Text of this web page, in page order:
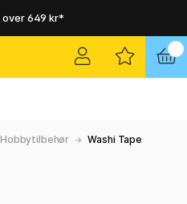
649 kr*
utleveringssted
utleveringssted
Hobbytilbehør Washi Tape